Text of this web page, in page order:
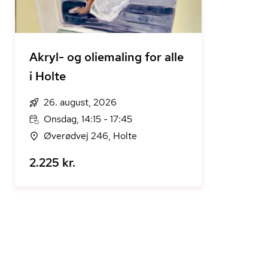
Akryl- og oliemaling for alle
i Holte
26. august, 2026
Onsdag, 14:15 - 17:45
Øverødvej 246, Holte
2.225 kr.